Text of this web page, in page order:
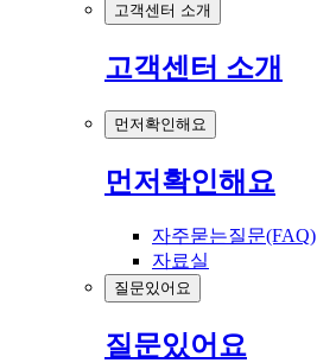
고객센터 소개
고객센터 소개
먼저확인해요
먼저확인해요
자주묻는질문(FAQ)
자료실
질문있어요
질문있어요